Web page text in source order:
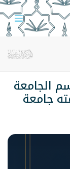
الجامعة
جامعة